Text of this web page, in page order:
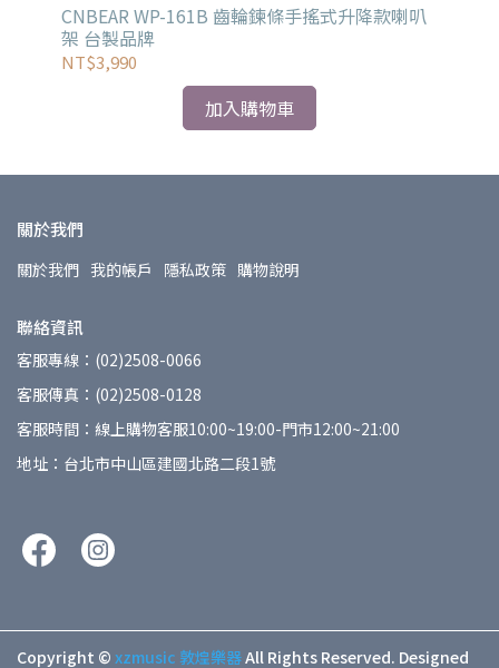
CNBEAR WP-161B 齒輪鍊條手搖式升降款喇叭
架 台製品牌
NT$3,990
加入購物車
關於我們
關於我們 我的帳戶 隱私政策 購物說明
聯絡資訊
客服專線：(02)2508-0066
客服傳真：(02)2508-0128
客服時間：線上購物客服10:00~19:00-門市12:00~21:00
地址：台北市中山區建國北路二段1號
Copyright © xzmusic 敦煌樂器All Rights Reserved. Designed